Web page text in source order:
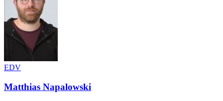
EDV
Matthias Napalowski